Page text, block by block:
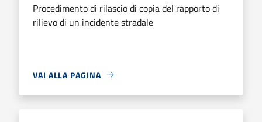
Procedimento di rilascio di copia del rapporto di
rilievo di un incidente stradale
VAI ALLA PAGINA